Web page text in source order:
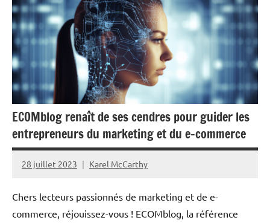
ECOMblog renaît de ses cendres pour guider les
entrepreneurs du marketing et du e-commerce
28 juillet 2023 Karel McCarthy
Aucun
Chers lecteurs passionnés de marketing et de e-
commerce, réjouissez-vous ! ECOMblog, la référence